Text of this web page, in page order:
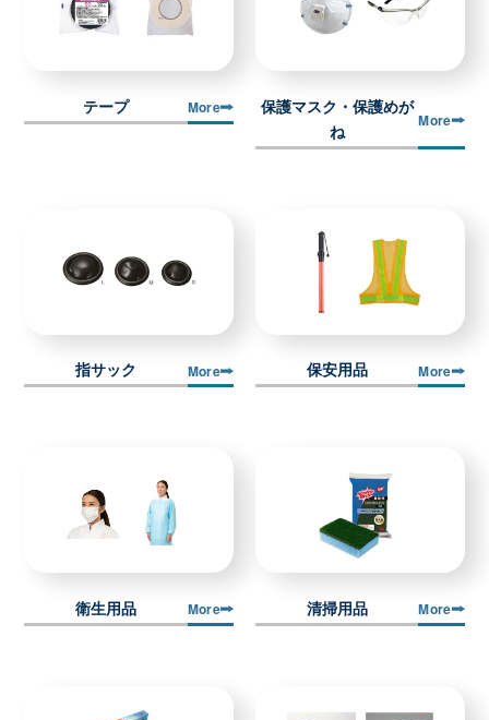
テープ More
保護マスク・保護めが
ね
More
指サック More 保安用品 More
衛生用品 More 清掃用品 More